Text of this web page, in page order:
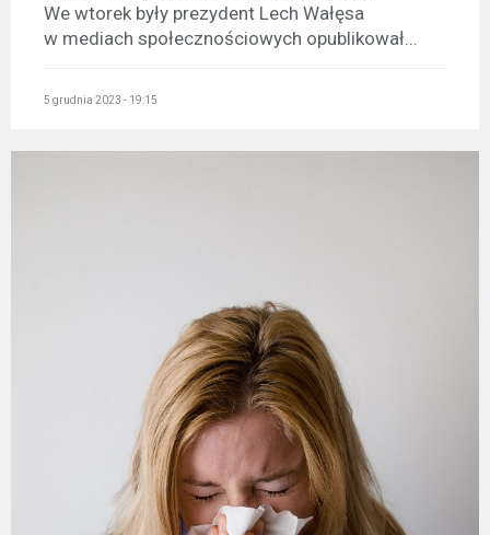
We wtorek były prezydent Lech Wałęsa
w mediach społecznościowych opublikował...
5 grudnia 2023 - 19:15